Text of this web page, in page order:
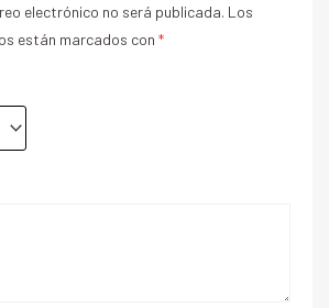
electrónico no será publicada. Los
están marcados con *